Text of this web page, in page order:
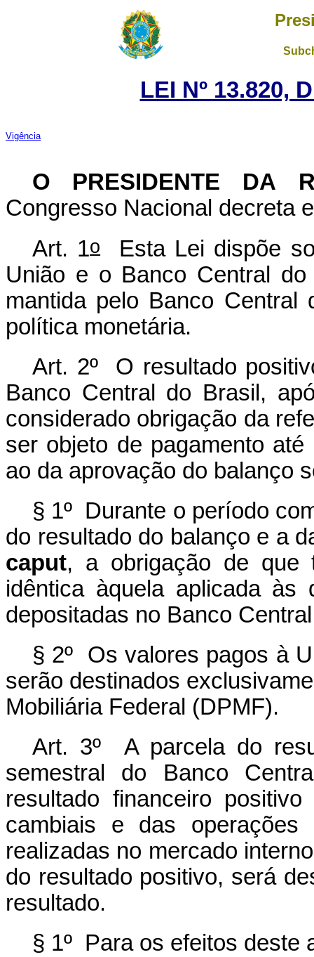
LEI Nº 13.820,
Vigência
O PRESIDENTE DA
Congresso Nacional decreta
Art. 1o
Esta Lei dispõe
União e o Banco Central
mantida pelo Banco
política monetária.
Art. 2º O resultado
Banco Central do Brasil,
considerado obrigação da
ser objeto de pagamento
ao da aprovação do balanço
§ 1º Durante o período
do resultado do balanço e a
caput, a obrigação de que
idêntica àquela aplicada às
depositadas no Banco
§ 2º Os valores pagos à
serão destinados
Mobiliária Federal (DPMF).
Art. 3º A parcela do
semestral do Banco
resultado financeiro
cambiais e das
realizadas no mercado
do resultado positivo, será
resultado.
§ 1º Para os efeitos deste